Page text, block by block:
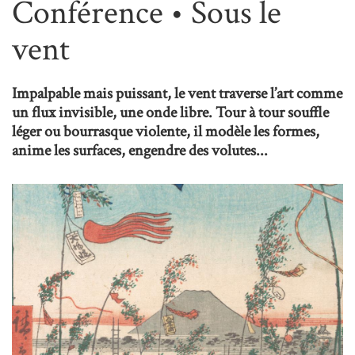
Conférence • Sous le
vent
Impalpable mais puissant, le vent traverse l’art comme
un flux invisible, une onde libre. Tour à tour souffle
léger ou bourrasque violente, il modèle les formes,
anime les surfaces, engendre des volutes...